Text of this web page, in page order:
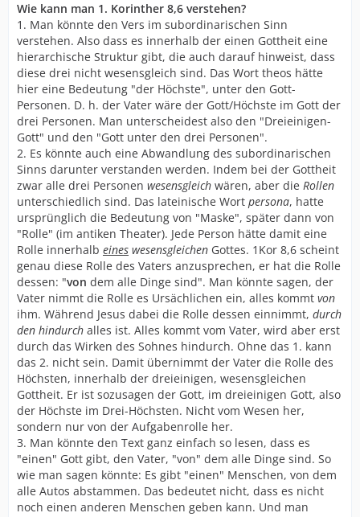
Wie kann man 1. Korinther 8,6 verstehen?
1. Man könnte den Vers im subordinarischen Sinn
verstehen. Also dass es innerhalb der einen Gottheit eine
hierarchische Struktur gibt, die auch darauf hinweist, dass
diese drei nicht wesensgleich sind. Das Wort theos hätte
hier eine Bedeutung "der Höchste", unter den Gott-
Personen. D. h. der Vater wäre der Gott/Höchste im Gott der
drei Personen. Man unterscheidest also den "Dreieinigen-
Gott" und den "Gott unter den drei Personen".
2. Es könnte auch eine Abwandlung des subordinarischen
Sinns darunter verstanden werden. Indem bei der Gottheit
zwar alle drei Personen wesensgleich wären, aber die Rollen
unterschiedlich sind. Das lateinische Wort persona, hatte
ursprünglich die Bedeutung von "Maske", später dann von
"Rolle" (im antiken Theater). Jede Person hätte damit eine
Rolle innerhalb eines wesensgleichen Gottes. 1Kor 8,6 scheint
genau diese Rolle des Vaters anzusprechen, er hat die Rolle
dessen: "von dem alle Dinge sind". Man könnte sagen, der
Vater nimmt die Rolle es Ursächlichen ein, alles kommt von
ihm. Während Jesus dabei die Rolle dessen einnimmt, durch
den hindurch alles ist. Alles kommt vom Vater, wird aber erst
durch das Wirken des Sohnes hindurch. Ohne das 1. kann
das 2. nicht sein. Damit übernimmt der Vater die Rolle des
Höchsten, innerhalb der dreieinigen, wesensgleichen
Gottheit. Er ist sozusagen der Gott, im dreieinigen Gott, also
der Höchste im Drei-Höchsten. Nicht vom Wesen her,
sondern nur von der Aufgabenrolle her.
3. Man könnte den Text ganz einfach so lesen, dass es
"einen" Gott gibt, den Vater, "von" dem alle Dinge sind. So
wie man sagen könnte: Es gibt "einen" Menschen, von dem
alle Autos abstammen. Das bedeutet nicht, dass es nicht
noch einen anderen Menschen geben kann. Und man